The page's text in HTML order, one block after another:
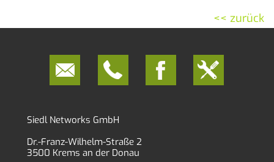
<< zurück
Siedl Networks GmbH
Dr.-Franz-Wilhelm-Straße 2
3500 Krems an der Donau